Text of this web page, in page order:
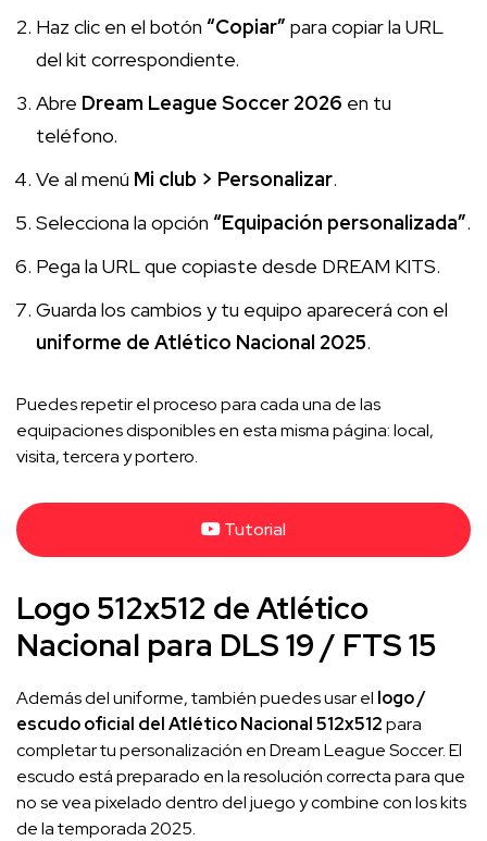
Haz clic en el botón “Copiar” para copiar la URL
del kit correspondiente.
Abre Dream League Soccer 2026 en tu
teléfono.
Ve al menú Mi club > Personalizar.
Selecciona la opción “Equipación personalizada”.
Pega la URL que copiaste desde DREAM KITS.
Guarda los cambios y tu equipo aparecerá con el
uniforme de Atlético Nacional 2025.
Puedes repetir el proceso para cada una de las
equipaciones disponibles en esta misma página: local,
visita, tercera y portero.
Tutorial
Logo 512x512 de Atlético
Nacional para DLS 19 / FTS 15
Además del uniforme, también puedes usar el logo /
escudo oficial del Atlético Nacional 512x512para
completar tu personalización en Dream League Soccer. El
escudo está preparado en la resolución correcta para que
no se vea pixelado dentro del juego y combine con los kits
de la temporada 2025.